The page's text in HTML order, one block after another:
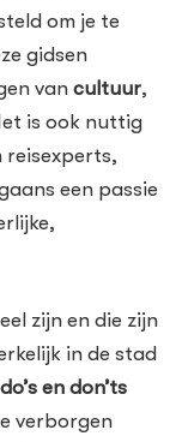
om je te
gidsen
van cultuur,
is ook nuttig
reisexperts,
een passie
zijn en die zijn
in de stad
do’s en don’ts
verborgen